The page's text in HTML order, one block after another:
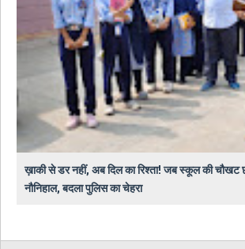
ख़ाकी से डर नहीं, अब दिल का रिश्ता! जब स्कूल की चौखट
नौनिहाल, बदला पुलिस का चेहरा